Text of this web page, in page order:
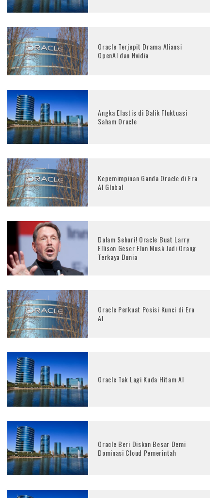
Oracle Terjepit Drama Aliansi
OpenAI dan Nvidia
Angka Elastis di Balik Fluktuasi
Saham Oracle
Kepemimpinan Ganda Oracle di Era
AI Global
Dalam Sehari! Oracle Buat Larry
Ellison Geser Elon Musk Jadi Orang
Terkaya Dunia
Oracle Perkuat Posisi Kunci di Era
AI
Oracle Tak Lagi Kuda Hitam AI
Oracle Beri Diskon Besar Demi
Dominasi Cloud Pemerintah